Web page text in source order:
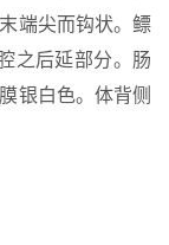
端尖而钩状。鳔
之后延部分。肠
银白色。体背侧